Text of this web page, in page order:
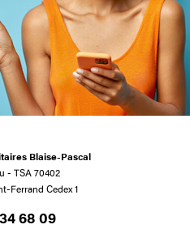
Blaise-Pascal
- TSA 70402
Ferrand Cedex 1
68 09